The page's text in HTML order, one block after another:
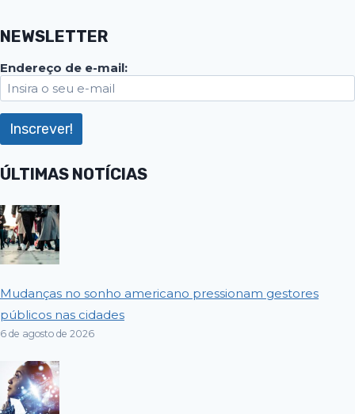
NEWSLETTER
Endereço de e-mail:
ÚLTIMAS NOTÍCIAS
Mudanças no sonho americano pressionam gestores
públicos nas cidades
6 de agosto de 2026